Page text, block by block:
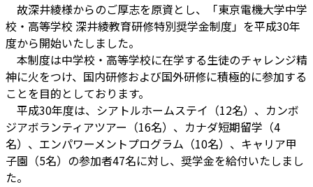
故深井綾様からのご厚志を原資とし、「東京電機大学中学
校・高等学校 深井綾教育研修特別奨学金制度」を平成30年
度から開始いたしました。
本制度は中学校・高等学校に在学する生徒のチャレンジ精
神に火をつけ、国内研修および国外研修に積極的に参加する
ことを目的としております。
平成30年度は、シアトルホームステイ（12名）、カンボ
ジアボランティアツアー（16名）、カナダ短期留学（4
名）、エンパワーメントプログラム（10名）、キャリア甲
子園（5名）の参加者47名に対し、奨学金を給付いたしまし
た。